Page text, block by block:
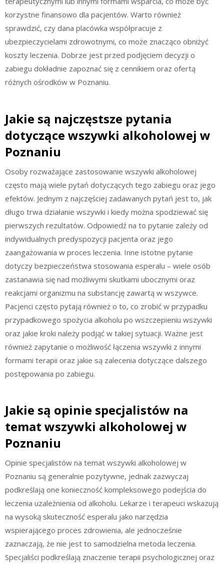
korzystne finansowo dla pacjentów. Warto również
sprawdzić, czy dana placówka współpracuje z
ubezpieczycielami zdrowotnymi, co może znacząco obniżyć
koszty leczenia. Dobrze jest przed podjęciem decyzji o
zabiegu dokładnie zapoznać się z cennikiem oraz ofertą
różnych ośrodków w Poznaniu.
Jakie są najczęstsze pytania
dotyczące wszywki alkoholowej w
Poznaniu
Osoby rozważające zastosowanie wszywki alkoholowej
często mają wiele pytań dotyczących tego zabiegu oraz jego
efektów. Jednym z najczęściej zadawanych pytań jest to, jak
długo trwa działanie wszywki i kiedy można spodziewać się
pierwszych rezultatów. Odpowiedź na to pytanie zależy od
indywidualnych predyspozycji pacjenta oraz jego
zaangażowania w proces leczenia. Inne istotne pytanie
dotyczy bezpieczeństwa stosowania esperalu – wiele osób
zastanawia się nad możliwymi skutkami ubocznymi oraz
reakcjami organizmu na substancję zawartą w wszywce.
Pacjenci często pytają również o to, co zrobić w przypadku
przypadkowego spożycia alkoholu po wszczepieniu wszywki
oraz jakie kroki należy podjąć w takiej sytuacji. Ważne jest
również zapytanie o możliwość łączenia wszywki z innymi
formami terapii oraz jakie są zalecenia dotyczące dalszego
postępowania po zabiegu.
Jakie są opinie specjalistów na
temat wszywki alkoholowej w
Poznaniu
Opinie specjalistów na temat wszywki alkoholowej w
Poznaniu są generalnie pozytywne, jednak zazwyczaj
podkreślają one konieczność kompleksowego podejścia do
leczenia uzależnienia od alkoholu. Lekarze i terapeuci wskazują
na wysoką skuteczność esperalu jako narzędzia
wspierającego proces zdrowienia, ale jednocześnie
zaznaczają, że nie jest to samodzielna metoda leczenia.
Specjaliści podkreślają znaczenie terapii psychologicznej oraz